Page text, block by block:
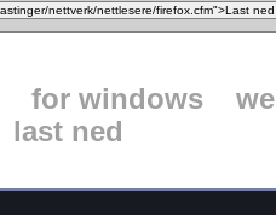
for windows
last ned